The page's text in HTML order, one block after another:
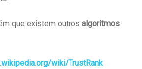
que existem outros algoritmos
wiki/TrustRank